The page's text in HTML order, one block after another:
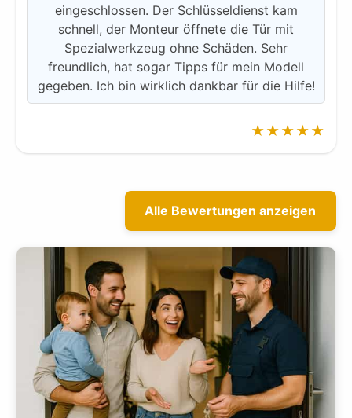
eingeschlossen. Der Schlüsseldienst kam
schnell, der Monteur öffnete die Tür mit
Spezialwerkzeug ohne Schäden. Sehr
freundlich, hat sogar Tipps für mein Modell
gegeben. Ich bin wirklich dankbar für die Hilfe!
★★★★★
Alle Bewertungen anzeigen